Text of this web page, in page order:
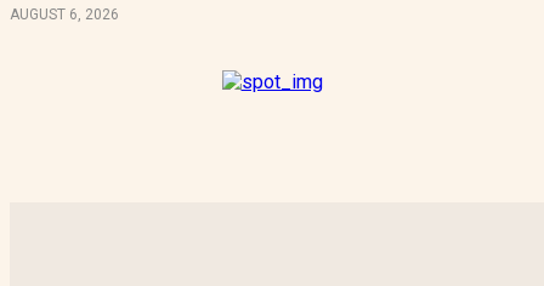
AUGUST 6, 2026